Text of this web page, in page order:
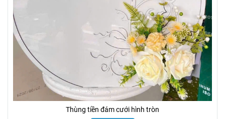
Thùng tiền đám cưới hình tròn